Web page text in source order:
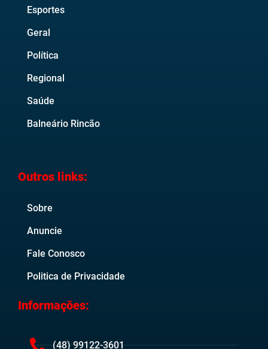
Esportes
Geral
Política
Regional
Saúde
Balneário Rincão
Outros links:
Sobre
Anuncie
Fale Conosco
Politica de Privacidade
Informações:
(48) 99122-3601